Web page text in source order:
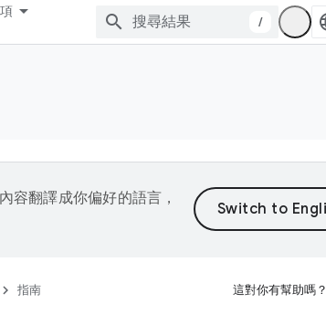
/
容翻譯成你偏好的語言，
指南 這對你有幫助嗎？